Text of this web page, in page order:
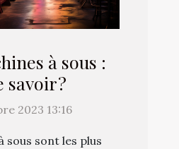
à sous :
savoir ?
2023 13:16
sous sont les plus